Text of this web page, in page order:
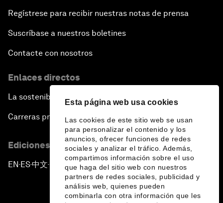
Esta página web usa cookies
Las cookies de este sitio web se usan
para personalizar el contenido y los
anuncios, ofrecer funciones de redes
sociales y analizar el tráfico. Además,
compartimos información sobre el uso
que haga del sitio web con nuestros
partners de redes sociales, publicidad y
análisis web, quienes pueden
combinarla con otra información que les
Regístrese para recibir nuestras notas de prensa
Suscríbase a nuestros boletines
Contacte con nosotros
Enlaces directos
La sostenibilidad en el Foro
Carreras profesionales
Ediciones en otros idiomas
EN ▪ES▪中文▪ 日本語